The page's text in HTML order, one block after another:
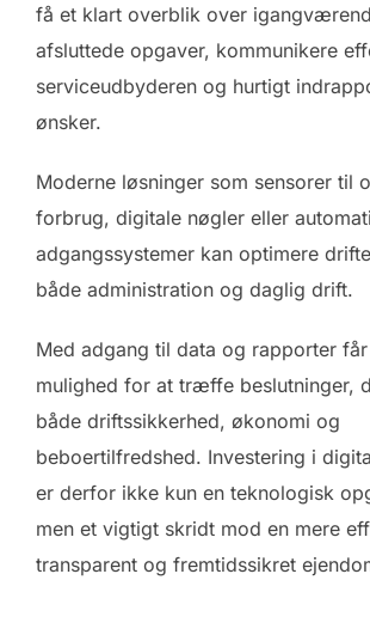
få et klart overblik over
afsluttede opgaver, kommunikere
serviceudbyderen og hurtigt
ønsker.
Moderne løsninger som sensorer til
forbrug, digitale nøgler eller
adgangssystemer kan optimere
både administration og daglig drift.
Med adgang til data og rapporter
mulighed for at træffe beslutninger,
både driftssikkerhed, økonomi og
beboertilfredshed. Investering i
er derfor ikke kun en teknologisk
men et vigtigt skridt mod en mere
transparent og fremtidssikret